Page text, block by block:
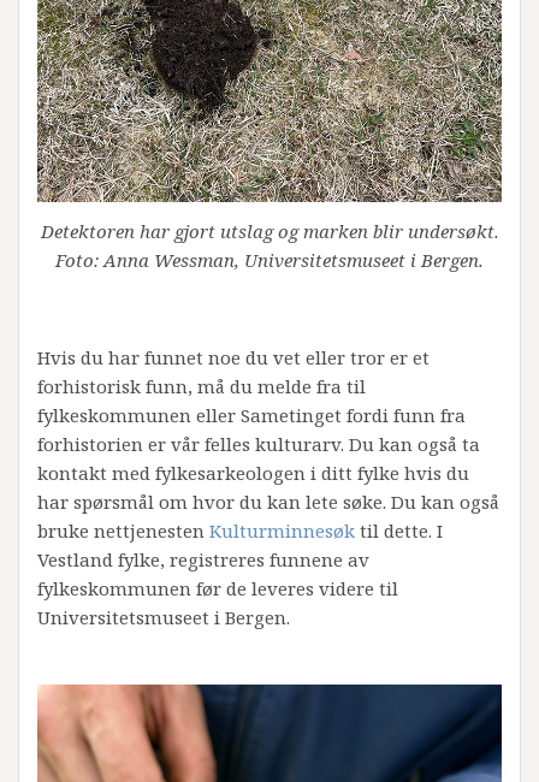
Detektoren har gjort utslag og marken blir undersøkt.
Foto: Anna Wessman, Universitetsmuseet i Bergen.
Hvis du har funnet noe du vet eller tror er et
forhistorisk funn, må du melde fra til
fylkeskommunen eller Sametinget fordi funn fra
forhistorien er vår felles kulturarv. Du kan også ta
kontakt med fylkesarkeologen i ditt fylke hvis du
har spørsmål om hvor du kan lete søke. Du kan også
bruke nettjenesten Kulturminnesøk til dette. I
Vestland fylke, registreres funnene av
fylkeskommunen før de leveres videre til
Universitetsmuseet i Bergen.